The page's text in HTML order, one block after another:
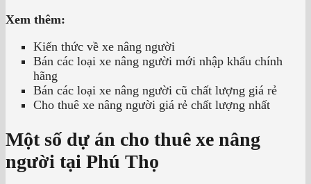
Xem thêm:
Kiến thức về xe nâng người
Bán các loại xe nâng người mới nhập khẩu chính
hãng
Bán các loại xe nâng người cũ chất lượng giá rẻ
Cho thuê xe nâng người giá rẻ chất lượng nhất
Một số dự án cho thuê xe nâng
người tại Phú Thọ